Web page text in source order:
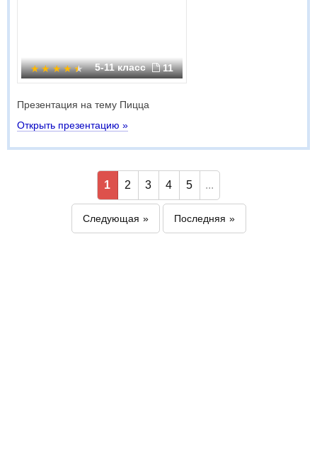
5-11 класс 11
Презентация на тему Пицца
Открыть презентацию »
1 2 3 4 5 ...
Следующая Последняя